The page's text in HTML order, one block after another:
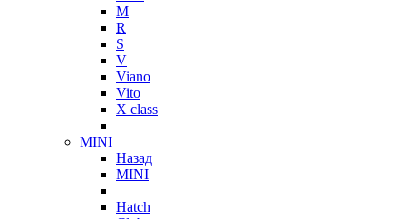
M
R
S
V
Viano
Vito
X class
MINI
Назад
MINI
Hatch